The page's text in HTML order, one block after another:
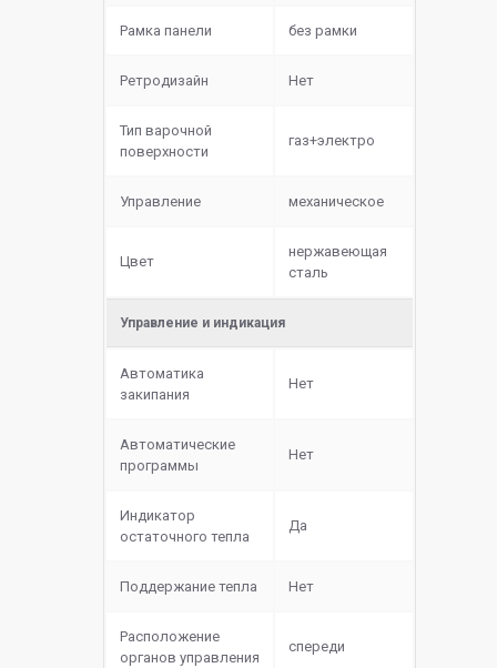
Рамка панели без рамки
Ретродизайн Нет
Тип варочной
поверхности
газ+электро
Управление механическое
Цвет
нержавеющая
сталь
Управление и индикация
Автоматика
закипания
Нет
Автоматические
программы
Нет
Индикатор
остаточного тепла
Да
Поддержание тепла Нет
Расположение
органов управления
спереди